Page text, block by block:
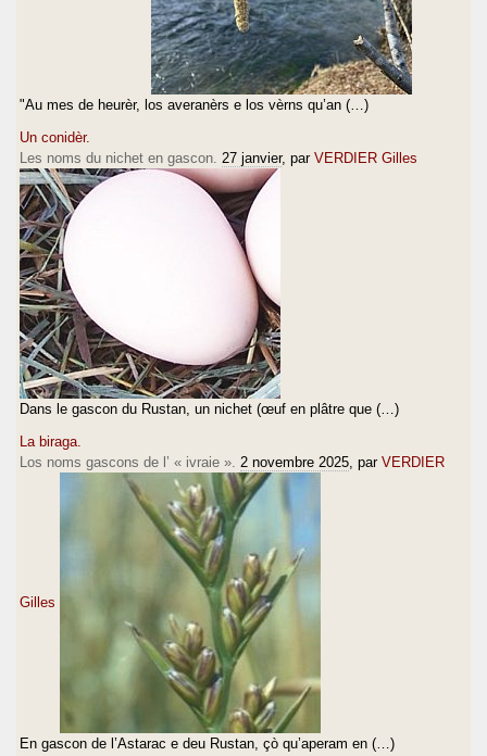
"Au mes de heurèr, los averanèrs e los vèrns qu’an (…)
Un conidèr.
Les noms du nichet en gascon. 27 janvier, par VERDIER Gilles
Dans le gascon du Rustan, un nichet (œuf en plâtre que (…)
La biraga.
Los noms gascons de l’ « ivraie ». 2 novembre 2025 , par VERDIER
Gilles
En gascon de l’Astarac e deu Rustan, çò qu’aperam en (…)